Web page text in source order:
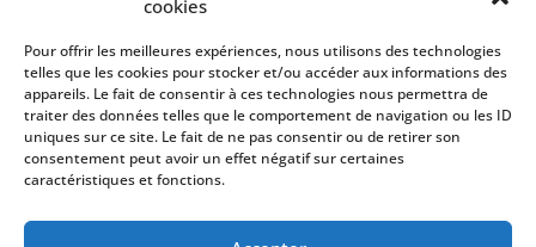
cookies
Pour offrir les meilleures expériences, nous utilisons des technologies
telles que les cookies pour stocker et/ou accéder aux informations des
appareils. Le fait de consentir à ces technologies nous permettra de
traiter des données telles que le comportement de navigation ou les ID
uniques sur ce site. Le fait de ne pas consentir ou de retirer son
consentement peut avoir un effet négatif sur certaines
caractéristiques et fonctions.
Presse
Programme PDF
Billetterie
Recrutement
Mentions légales
Politique de confidentialité